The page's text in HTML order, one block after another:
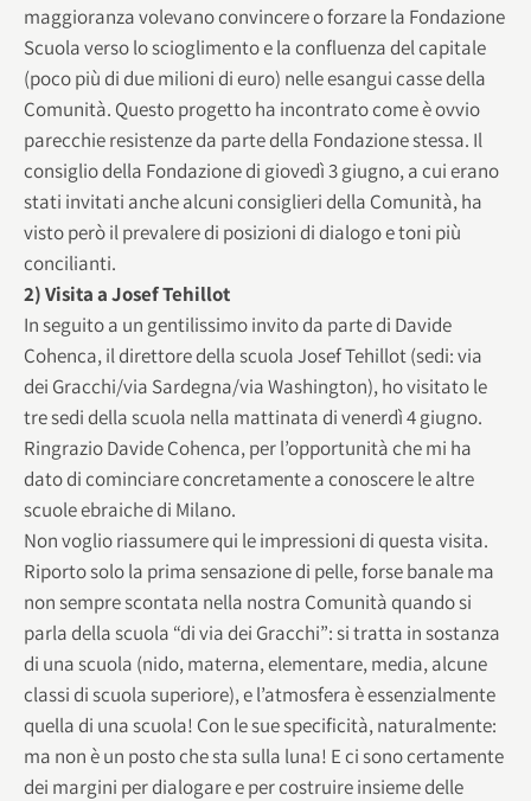
maggioranza volevano convincere o forzare la Fondazione
Scuola verso lo scioglimento e la confluenza del capitale
(poco più di due milioni di euro) nelle esangui casse della
Comunità. Questo progetto ha incontrato come è ovvio
parecchie resistenze da parte della Fondazione stessa. Il
consiglio della Fondazione di giovedì 3 giugno, a cui erano
stati invitati anche alcuni consiglieri della Comunità, ha
visto però il prevalere di posizioni di dialogo e toni più
concilianti.
2) Visita a Josef Tehillot
In seguito a un gentilissimo invito da parte di Davide
Cohenca, il direttore della scuola Josef Tehillot (sedi: via
dei Gracchi/via Sardegna/via Washington), ho visitato le
tre sedi della scuola nella mattinata di venerdì 4 giugno.
Ringrazio Davide Cohenca, per l’opportunità che mi ha
dato di cominciare concretamente a conoscere le altre
scuole ebraiche di Milano.
Non voglio riassumere qui le impressioni di questa visita.
Riporto solo la prima sensazione di pelle, forse banale ma
non sempre scontata nella nostra Comunità quando si
parla della scuola “di via dei Gracchi”: si tratta in sostanza
di una scuola (nido, materna, elementare, media, alcune
classi di scuola superiore), e l’atmosfera è essenzialmente
quella di una scuola! Con le sue specificità, naturalmente:
ma non è un posto che sta sulla luna! E ci sono certamente
dei margini per dialogare e per costruire insieme delle